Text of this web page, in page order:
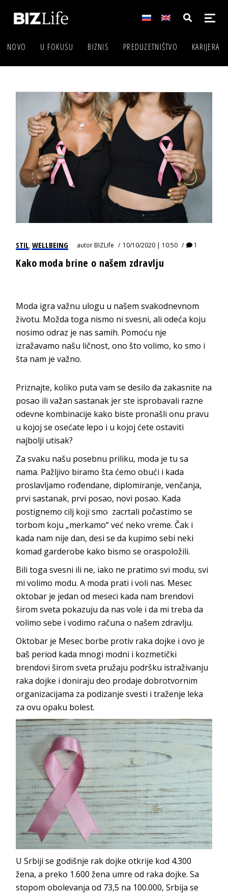
NOVO U FOKUSU BIZNIS PREDUZETNIŠTVO KARIJERA
STIL,WELLBEING autorBIZLife 10/10/2020 | 10:50 1
Kako moda brine o našem zdravlju
Moda igra važnu ulogu u našem svakodnevnom
životu. Možda toga nismo ni svesni, ali odeća koju
nosimo odraz je nas samih. Pomoću nje
izražavamo našu ličnost, ono što volimo, ko smo i
šta nam je važno.
Priznajte, koliko puta vam se desilo da zakasnite na
posao ili važan sastanak jer ste isprobavali razne
odevne kombinacije kako biste pronašli onu pravu
u kojoj se osećate lepo i u kojoj ćete ostaviti
najbolji utisak?
Za svaku našu posebnu priliku, moda je tu sa
nama. Pažljivo biramo šta ćemo obući i kada
proslavljamo rođendane, diplomiranje, venčanja,
prvi sastanak, prvi posao, novi posao. Kada
postignemo cilj koji smo zacrtali počastimo se
torbom koju „merkamo“ već neko vreme. Čak i
kada nam nije dan, desi se da kupimo sebi neki
komad garderobe kako bismo se oraspoložili.
Bili toga svesni ili ne, iako ne pratimo svi modu, svi
mi volimo modu. A moda prati i voli nas. Mesec
oktobar je jedan od meseci kada nam brendovi
širom sveta pokazuju da nas vole i da mi treba da
volimo sebe i vodimo računa o našem zdravlju.
Oktobar je Mesec borbe protiv raka dojke i ovo je
baš period kada mnogi modni i kozmetički
brendovi širom sveta pružaju podršku istraživanju
raka dojke i doniraju deo prodaje dobrotvornim
organizacijama za podizanje svesti i traženje leka
za ovu opaku bolest.
U Srbiji se godišnje rak dojke otkrije kod 4.300
žena, a preko 1.600 žena umre od raka dojke. Sa
stopom obolevanja od 73,5 na 100.000, Srbija se